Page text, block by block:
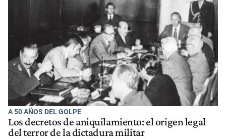
A 50 AÑOS DEL GOLPE
Los decretos de aniquilamiento: el origen legal
del terror de la dictadura militar